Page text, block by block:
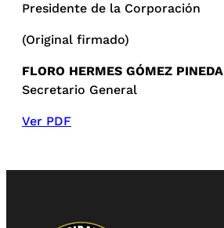
Presidente de la Corporación
(Original firmado)
FLORO HERMES GÓMEZ PINEDA
Secretario General
Ver PDF